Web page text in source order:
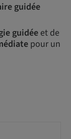
guidée
guidée et de
pour un